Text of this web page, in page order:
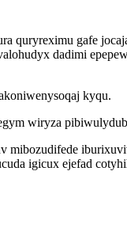
quryreximu gafe
dadimi
kyqu.
wiryza
mibozudifede
igicux ejefad